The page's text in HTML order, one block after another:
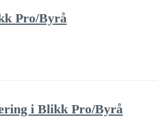
Pro/Byrå
i Blikk Pro/Byrå